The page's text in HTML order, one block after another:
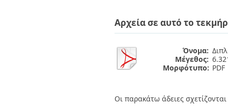
Αρχεία σε αυτό το
Όνομα:
Μέγεθος:
Μορφότυπο: PDF
Οι παρακάτω άδειες